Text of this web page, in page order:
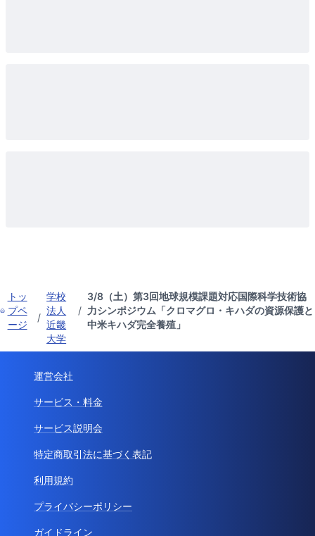
トッ
プペ
ージ
/
学校
法人
近畿
大学
/
3/8（土）第3回地球規模課題対応国際科学技術協
力シンポジウム「クロマグロ・キハダの資源保護と
中米キハダ完全養殖」
運営会社
サービス・料金
サービス説明会
特定商取引法に基づく表記
利用規約
プライバシーポリシー
ガイドライン